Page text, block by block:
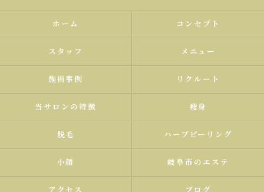
ホーム コンセプト
スタッフ メニュー
施術事例 リクルート
当サロンの特徴 痩身
脱毛 ハーブピーリング
小顔 岐阜市のエステ
アクセス ブログ